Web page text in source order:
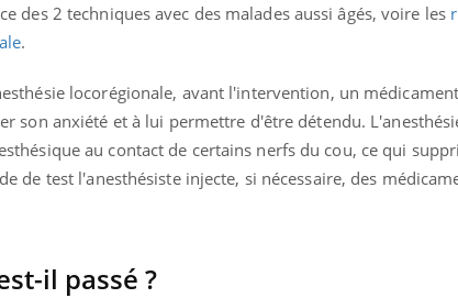
des 2 techniques avec des malades aussi âgés, voire les
.
locorégionale, avant l'intervention, un
son anxiété et à lui permettre d'être détendu.
au contact de certains nerfs du cou, ce qui
de test l'anesthésiste injecte, si nécessaire, des
il passé ?